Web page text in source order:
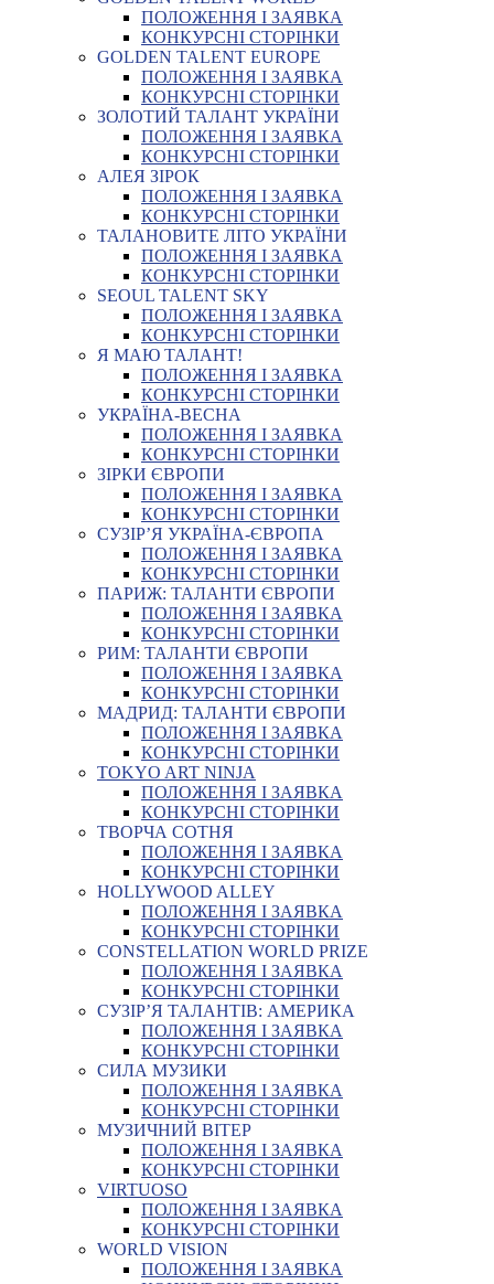
ПОЛОЖЕННЯ І ЗАЯВКА
КОНКУРСНІ СТОРІНКИ
GOLDEN TALENT EUROPE
ПОЛОЖЕННЯ І ЗАЯВКА
КОНКУРСНІ СТОРІНКИ
ЗОЛОТИЙ ТАЛАНТ УКРАЇНИ
ПОЛОЖЕННЯ І ЗАЯВКА
КОНКУРСНІ СТОРІНКИ
АЛЕЯ ЗІРОК
ПОЛОЖЕННЯ І ЗАЯВКА
КОНКУРСНІ СТОРІНКИ
ТАЛАНОВИТЕ ЛІТО УКРАЇНИ
ПОЛОЖЕННЯ І ЗАЯВКА
КОНКУРСНІ СТОРІНКИ
SEOUL TALENT SKY
ПОЛОЖЕННЯ І ЗАЯВКА
КОНКУРСНІ СТОРІНКИ
Я МАЮ ТАЛАНТ!
ПОЛОЖЕННЯ І ЗАЯВКА
КОНКУРСНІ СТОРІНКИ
УКРАЇНА-ВЕСНА
ПОЛОЖЕННЯ І ЗАЯВКА
КОНКУРСНІ СТОРІНКИ
ЗІРКИ ЄВРОПИ
ПОЛОЖЕННЯ І ЗАЯВКА
КОНКУРСНІ СТОРІНКИ
СУЗІР’Я УКРАЇНА-ЄВРОПА
ПОЛОЖЕННЯ І ЗАЯВКА
КОНКУРСНІ СТОРІНКИ
ПАРИЖ: ТАЛАНТИ ЄВРОПИ
ПОЛОЖЕННЯ І ЗАЯВКА
КОНКУРСНІ СТОРІНКИ
РИМ: ТАЛАНТИ ЄВРОПИ
ПОЛОЖЕННЯ І ЗАЯВКА
КОНКУРСНІ СТОРІНКИ
МАДРИД: ТАЛАНТИ ЄВРОПИ
ПОЛОЖЕННЯ І ЗАЯВКА
КОНКУРСНІ СТОРІНКИ
TOKYO ART NINJA
ПОЛОЖЕННЯ І ЗАЯВКА
КОНКУРСНІ СТОРІНКИ
ТВОРЧА СОТНЯ
ПОЛОЖЕННЯ І ЗАЯВКА
КОНКУРСНІ СТОРІНКИ
HOLLYWOOD ALLEY
ПОЛОЖЕННЯ І ЗАЯВКА
КОНКУРСНІ СТОРІНКИ
CONSTELLATION WORLD PRIZE
ПОЛОЖЕННЯ І ЗАЯВКА
КОНКУРСНІ СТОРІНКИ
СУЗІР’Я ТАЛАНТІВ: АМЕРИКА
ПОЛОЖЕННЯ І ЗАЯВКА
КОНКУРСНІ СТОРІНКИ
СИЛА МУЗИКИ
ПОЛОЖЕННЯ І ЗАЯВКА
КОНКУРСНІ СТОРІНКИ
МУЗИЧНИЙ ВІТЕР
ПОЛОЖЕННЯ І ЗАЯВКА
КОНКУРСНІ СТОРІНКИ
VIRTUOSO
ПОЛОЖЕННЯ І ЗАЯВКА
КОНКУРСНІ СТОРІНКИ
WORLD VISION
ПОЛОЖЕННЯ І ЗАЯВКА